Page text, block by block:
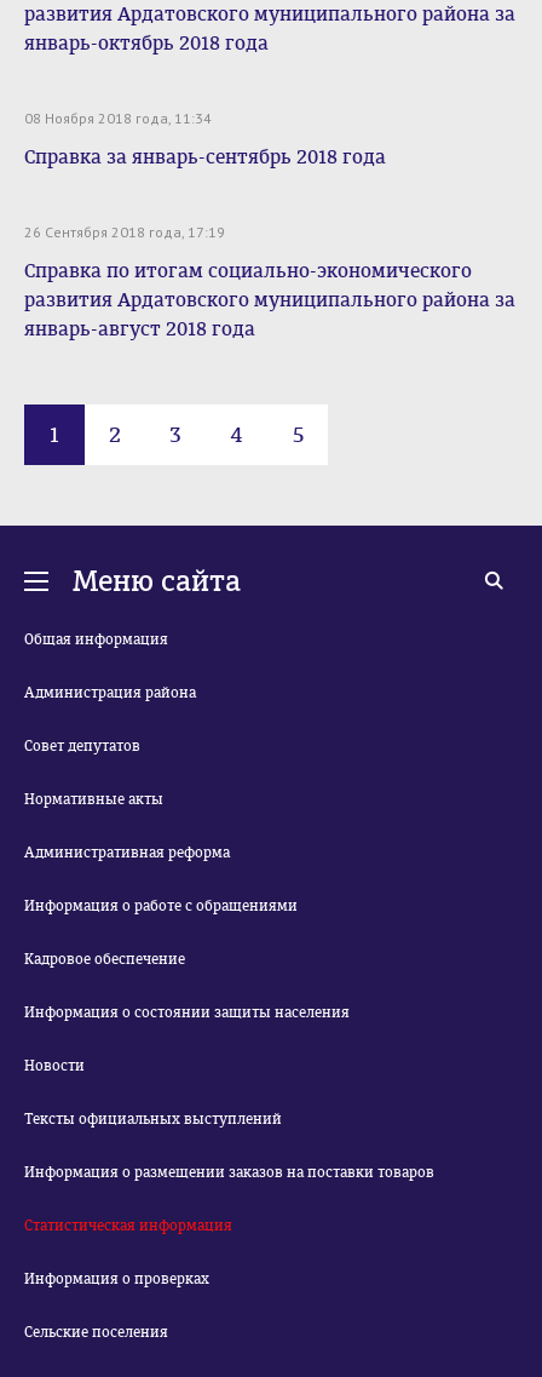
развития Ардатовского муниципального района за
январь-октябрь 2018 года
08 Ноября 2018 года, 11:34
Справка за январь-сентябрь 2018 года
26 Сентября 2018 года, 17:19
Справка по итогам социально-экономического
развития Ардатовского муниципального района за
январь-август 2018 года
1 2 3 4 5
Меню сайта
Общая информация
Администрация района
Совет депутатов
Нормативные акты
Административная реформа
Информация о работе с обращениями
Кадровое обеспечение
Информация о состоянии защиты населения
Новости
Тексты официальных выступлений
Информация о размещении заказов на поставки товаров
Статистическая информация
Информация о проверках
Сельские поселения